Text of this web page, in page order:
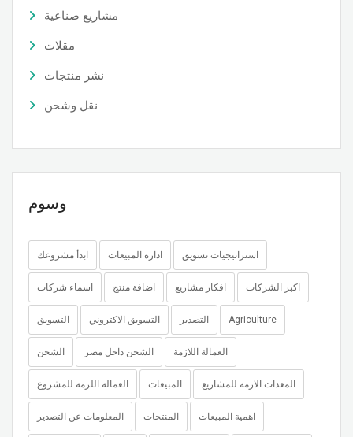
مشاريع صناعية
مقلات
نشر منتجات
نقل وشحن
وسوم
ابدأ مشروعك ادارة المبيعات استراتيجيات تسويق
اسماء شركات اضافة منتج افكار مشاريع اكبر الشركات
التسويق التسويق الاكتروني التصدير Agriculture
الشحن الشحن داخل مصر العمالة اللازمة
العمالة اللزمة للمشروع المبيعات المعدات الازمة للمشاريع
المعلومات عن التصدير المنتجات اهمية المبيعات